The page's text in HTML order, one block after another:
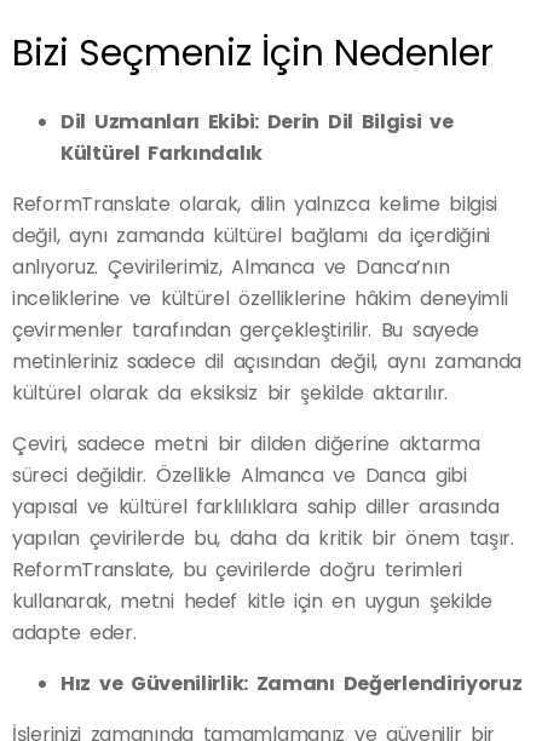
Bizi Seçmeniz İçin Nedenler
Dil Uzmanları Ekibi: Derin Dil Bilgisi ve
Kültürel Farkındalık
ReformTranslate olarak, dilin yalnızca kelime bilgisi
değil, aynı zamanda kültürel bağlamı da içerdiğini
anlıyoruz. Çevirilerimiz, Almanca ve Danca’nın
inceliklerine ve kültürel özelliklerine hâkim deneyimli
çevirmenler tarafından gerçekleştirilir. Bu sayede
metinleriniz sadece dil açısından değil, aynı zamanda
kültürel olarak da eksiksiz bir şekilde aktarılır.
Çeviri, sadece metni bir dilden diğerine aktarma
süreci değildir. Özellikle Almanca ve Danca gibi
yapısal ve kültürel farklılıklara sahip diller arasında
yapılan çevirilerde bu, daha da kritik bir önem taşır.
ReformTranslate, bu çevirilerde doğru terimleri
kullanarak, metni hedef kitle için en uygun şekilde
adapte eder.
Hız ve Güvenilirlik: Zamanı Değerlendiriyoruz
İşlerinizi zamanında tamamlamanız ve güvenilir bir